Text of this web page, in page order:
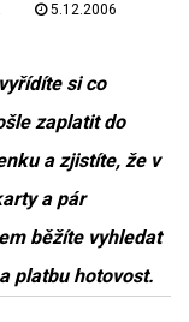
5.12.2006
si co
zaplatit do
a zjistíte, že v
a pár
běžíte vyhledat
platbu hotovost.